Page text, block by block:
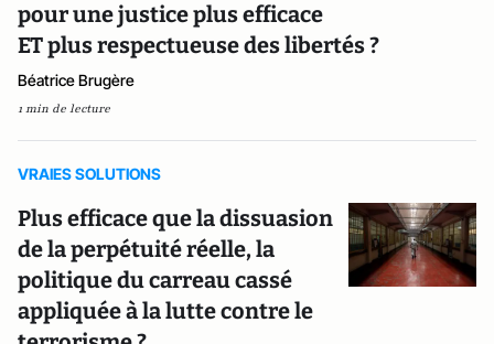
pour une justice plus efficace
ET plus respectueuse des libertés ?
Béatrice Brugère
1 min de lecture
VRAIES SOLUTIONS
Plus efficace que la dissuasion
de la perpétuité réelle, la
politique du carreau cassé
appliquée à la lutte contre le